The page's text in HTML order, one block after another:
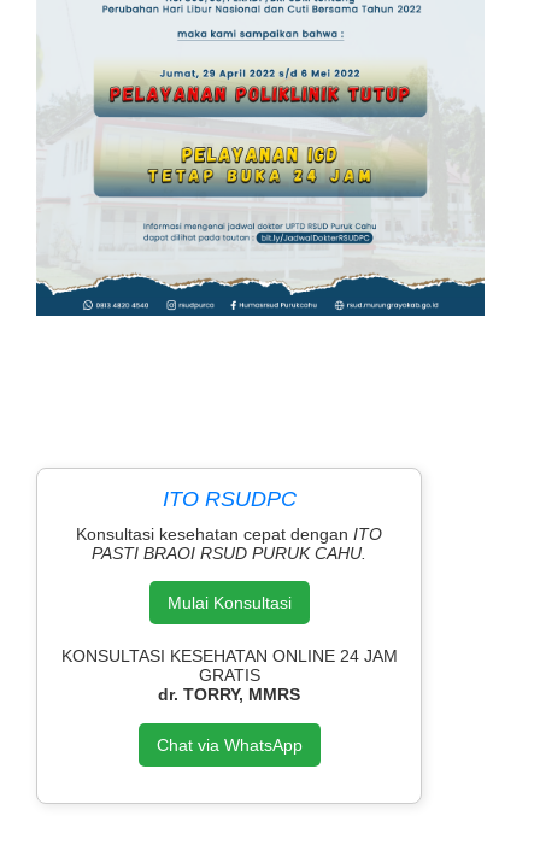
ITO RSUDPC
Konsultasi kesehatan cepat dengan ITO
PASTI BRAOI RSUD PURUK CAHU.
Mulai Konsultasi
KONSULTASI KESEHATAN ONLINE 24 JAM
GRATIS
dr. TORRY, MMRS
Chat via WhatsApp